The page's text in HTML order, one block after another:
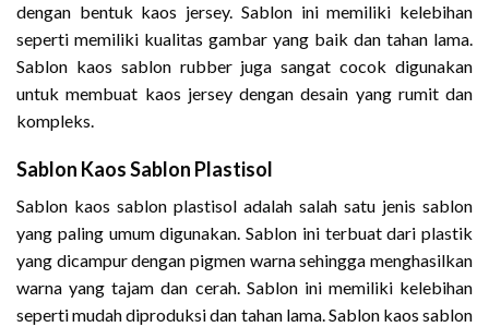
dengan bentuk kaos jersey. Sablon ini memiliki kelebihan
seperti memiliki kualitas gambar yang baik dan tahan lama.
Sablon kaos sablon rubber juga sangat cocok digunakan
untuk membuat kaos jersey dengan desain yang rumit dan
kompleks.
Sablon Kaos Sablon Plastisol
Sablon kaos sablon plastisol adalah salah satu jenis sablon
yang paling umum digunakan. Sablon ini terbuat dari plastik
yang dicampur dengan pigmen warna sehingga menghasilkan
warna yang tajam dan cerah. Sablon ini memiliki kelebihan
seperti mudah diproduksi dan tahan lama. Sablon kaos sablon